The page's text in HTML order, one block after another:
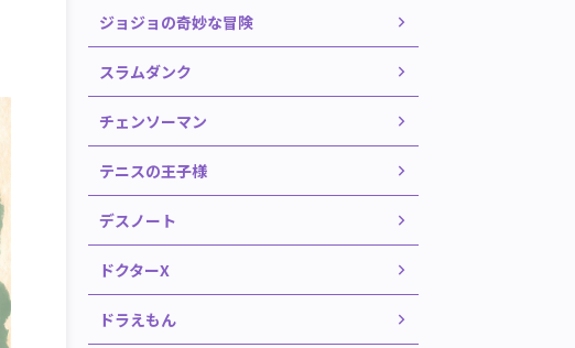
ジョジョの奇妙な冒険
スラムダンク
チェンソーマン
テニスの王子様
デスノート
ドクターX
ドラえもん